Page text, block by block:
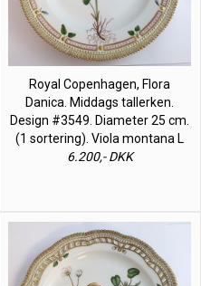
Royal Copenhagen, Flora
Danica. Middags tallerken.
Design #3549. Diameter 25 cm.
(1 sortering). Viola montana L
6.200,- DKK